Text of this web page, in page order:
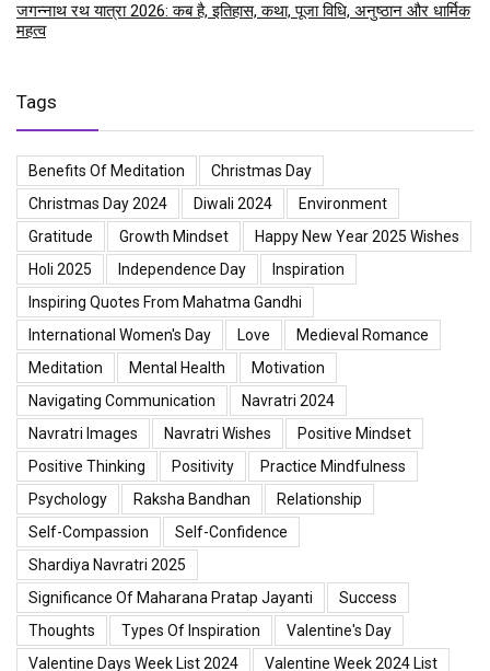
जगन्नाथ रथ यात्रा 2026: कब है, इतिहास, कथा, पूजा विधि, अनुष्ठान और धार्मिक
महत्व
Tags
Benefits Of Meditation
Christmas Day
Christmas Day 2024
Diwali 2024
Environment
Gratitude
Growth Mindset
Happy New Year 2025 Wishes
Holi 2025
Independence Day
Inspiration
Inspiring Quotes From Mahatma Gandhi
International Women's Day
Love
Medieval Romance
Meditation
Mental Health
Motivation
Navigating Communication
Navratri 2024
Navratri Images
Navratri Wishes
Positive Mindset
Positive Thinking
Positivity
Practice Mindfulness
Psychology
Raksha Bandhan
Relationship
Self-Compassion
Self-Confidence
Shardiya Navratri 2025
Significance Of Maharana Pratap Jayanti
Success
Thoughts
Types Of Inspiration
Valentine's Day
Valentine Days Week List 2024
Valentine Week 2024 List